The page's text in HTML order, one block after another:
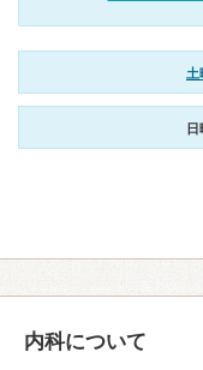
土
内科について